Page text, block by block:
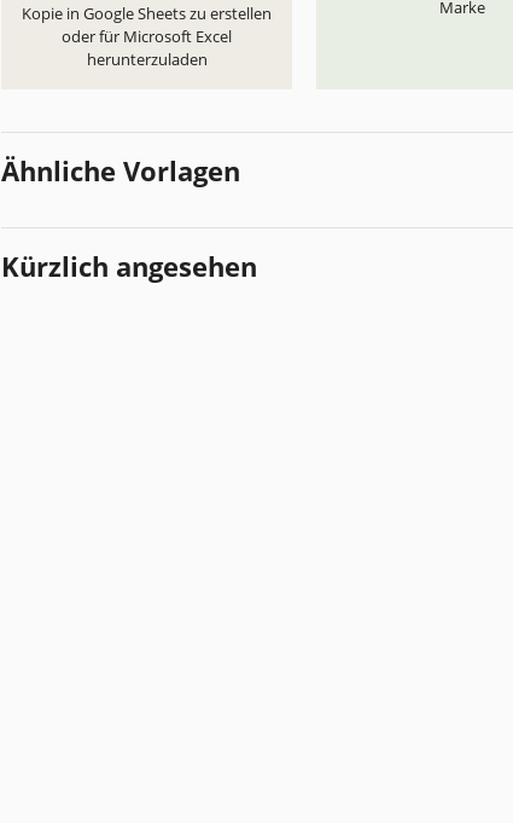
Kopie in Google Sheets zu erstellen
oder für Microsoft Excel
herunterzuladen
Marke
Ähnliche Vorlagen
Kürzlich angesehen